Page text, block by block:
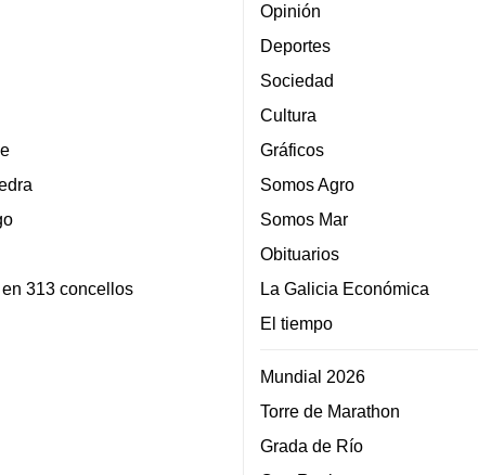
313 concellos
Opinión
Deportes
Sociedad
Cultura
Gráficos
Somos Agro
Somos Mar
Obituarios
La Galicia Económica
El tiempo
Mundial 2026
Torre de Marathon
Grada de Río